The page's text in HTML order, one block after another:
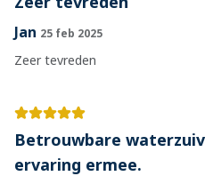
Jan 25 feb 2025
Zeer tevreden
Betrouwbare
ervaring ermee.